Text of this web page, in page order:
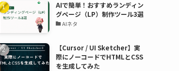
AIで簡単！おすすめランディン
グページ（LP）制作ツール3選
AIネタ
【Cursor / UI Sketcher】実
際にノーコードでHTMLとCSS
を生成してみた